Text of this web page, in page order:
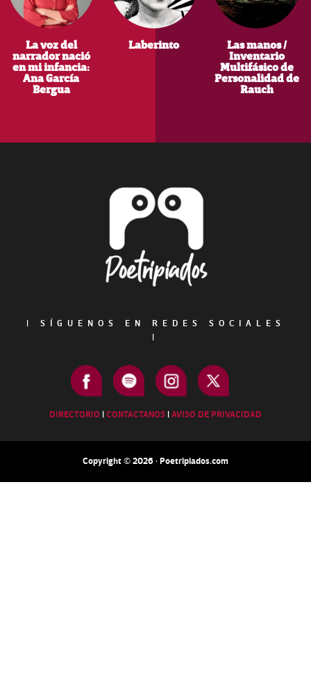
La voz del
narrador nació
en mi infancia:
Ana García
Bergua
Laberinto
Las manos /
Inventario
Multifásico de
Personalidad de
Rauch
|
SÍGUENOS EN REDES SOCIALES
|
DIRECTORIO |CONTACTANOS |AVISO DE PRIVACIDAD
Copyright © 2026 · Poetripiados.com